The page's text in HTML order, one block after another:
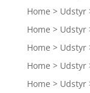
Home >
Home > Udstyr
Home > Udstyr
Home >
Home >